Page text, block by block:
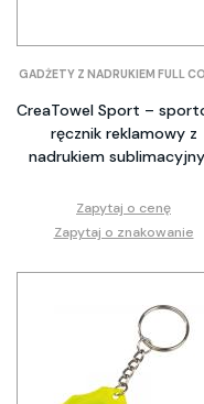
GADŻETY Z NADRUKIEM FULL
CreaTowel Sport –
ręcznik reklamowy z
nadrukiem
Zapytaj o cenę
Zapytaj o znakowanie